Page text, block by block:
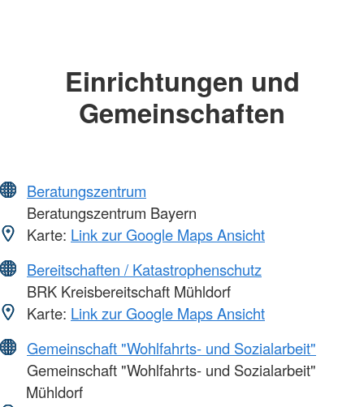
Einrichtungen und
Gemeinschaften
Beratungszentrum
Beratungszentrum Bayern
Karte: Link zur Google Maps Ansicht
Bereitschaften / Katastrophenschutz
BRK Kreisbereitschaft Mühldorf
Karte: Link zur Google Maps Ansicht
Gemeinschaft "Wohlfahrts- und Sozialarbeit"
Gemeinschaft "Wohlfahrts- und Sozialarbeit"
Mühldorf